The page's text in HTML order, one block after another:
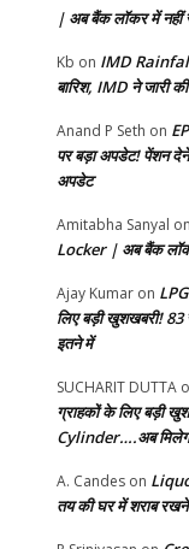
| अब बैंक लॉकर में नहीं
Kb on IMD Rainfall
बारिश, IMD ने जारी
Anand P Seth on
पर बड़ा अपडेट! पेंशन
अपडेट
Amitabha Sanyal on
Locker | अब बैंक
Ajay Kumar on
लिए बड़ी खुशखबरी!
इतने में
SUCHARIT DUTTA
ग्राहकों के लिए बड़ी
Cylinder….अब
A. Candes on
तय की घर में शराब